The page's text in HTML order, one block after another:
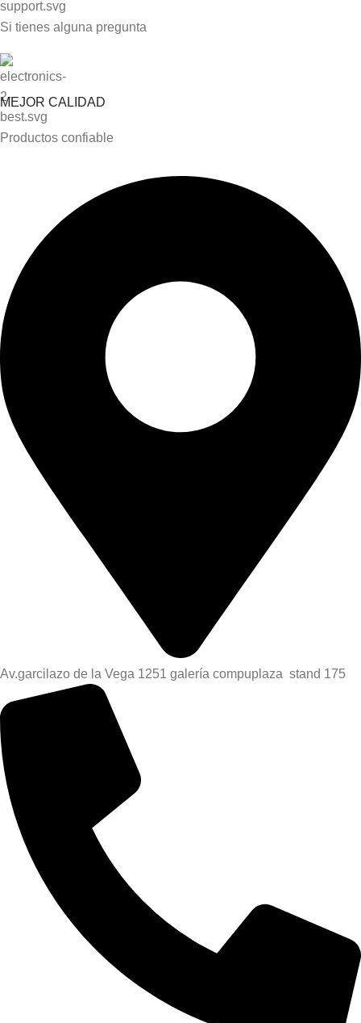
Si tienes alguna pregunta
MEJOR CALIDAD
Productos confiable
Av.garcilazo de la Vega 1251 galería compuplaza stand 175